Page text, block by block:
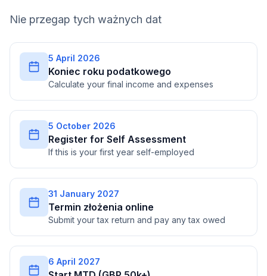
Nie przegap tych ważnych dat
5 April 2026
Koniec roku podatkowego
Calculate your final income and expenses
5 October 2026
Register for Self Assessment
If this is your first year self-employed
31 January 2027
Termin złożenia online
Submit your tax return and pay any tax owed
6 April 2027